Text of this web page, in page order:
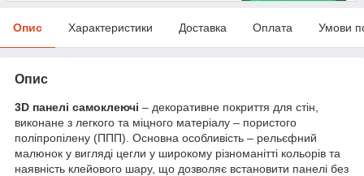
Опис Характеристики Доставка Оплата Умови
Опис
3D панелі самоклеючі – декоративне покриття для стін,
виконане з легкого та міцного матеріалу – пористого
поліпропілену (ППП). Основна особливість – рельєфний
малюнок у вигляді цегли у широкому різноманітті кольорів та
наявність клейового шару, що дозволяє встановити панелі без